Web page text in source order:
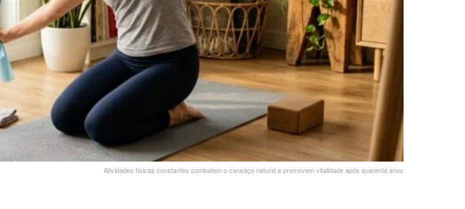
Atividades físicas constantes combatem o cansaço natural e promovem vitalidade após quarenta anos